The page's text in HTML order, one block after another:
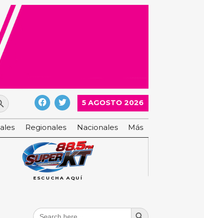
Button
5 AGOSTO 2026
Regionales Nacionales Más
ESCUCHA AQUÍ
Search
Search Button